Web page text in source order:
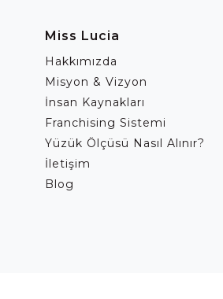
Miss Lucia
Hakkımızda
Misyon & Vizyon
İnsan Kaynakları
Franchising Sistemi
Yüzük Ölçüsü Nasıl Alınır?
İletişim
Blog